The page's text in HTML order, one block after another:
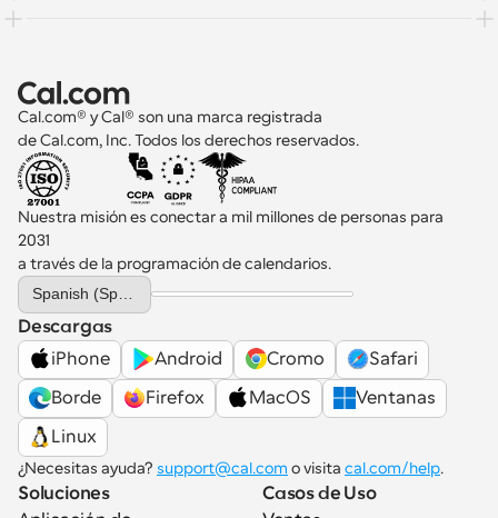
Cal.com® y Cal® son una marca registrada
de Cal.com, Inc. Todos los derechos reservados.
Nuestra misión es conectar a mil millones de personas para
2031
a través de la programación de calendarios.
Select Language
Descargas
iPhone
Android Cromo
Safari
Borde
Firefox MacOS
Ventanas
Linux
¿Necesitas ayuda? support@cal.com o visita cal.com/help.
Soluciones
Casos de Uso